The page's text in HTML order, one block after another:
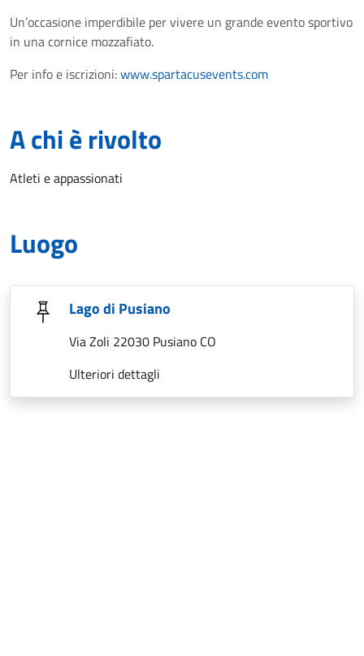
Un’occasione imperdibile per vivere un grande evento sportivo
in una cornice mozzafiato.
Per info e iscrizioni:www.spartacusevents.com
A chi è rivolto
Atleti e appassionati
Luogo
Lago di Pusiano
Via Zoli 22030 Pusiano CO
Ulteriori dettagli